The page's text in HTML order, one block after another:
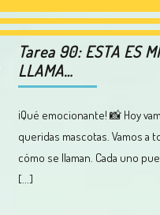
Tarea 90: ESTA ES
LLAMA…
¡Qué emocionante! 📸 Hoy vamos a presentar a nuestras
queridas mascotas. Vamos a
cómo se llaman. Cada uno
[...]